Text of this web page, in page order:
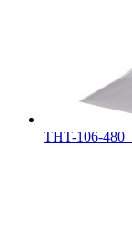
THT-106-480